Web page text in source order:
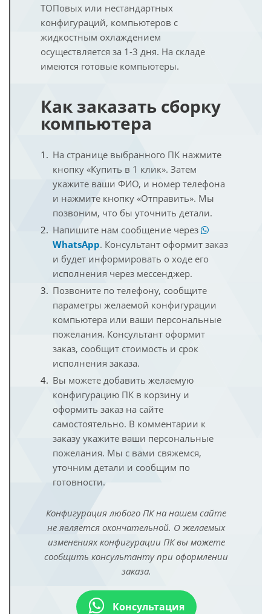
ТОПовых или нестандартных
конфигураций, компьютеров с
жидкостным охлаждением
осуществляется за 1-3 дня. На складе
имеются готовые компьютеры.
Как заказать сборку
компьютера
На странице выбранного ПК нажмите
кнопку «Купить в 1 клик». Затем
укажите ваши ФИО, и номер телефона
и нажмите кнопку «Отправить». Мы
позвоним, что бы уточнить детали.
Напишите нам сообщение через
WhatsApp. Консультант оформит заказ
и будет информировать о ходе его
исполнения через мессенджер.
Позвоните по телефону, сообщите
параметры желаемой конфигурации
компьютера или ваши персональные
пожелания. Консультант оформит
заказ, сообщит стоимость и срок
исполнения заказа.
Вы можете добавить желаемую
конфигурацию ПК в корзину и
оформить заказ на сайте
самостоятельно. В комментарии к
заказу укажите ваши персональные
пожелания. Мы с вами свяжемся,
уточним детали и сообщим по
готовности.
Конфигурация любого ПК на нашем сайте
не является окончательной. О желаемых
изменениях конфигурации ПК вы можете
сообщить консультанту при оформлении
заказа.
Консультация